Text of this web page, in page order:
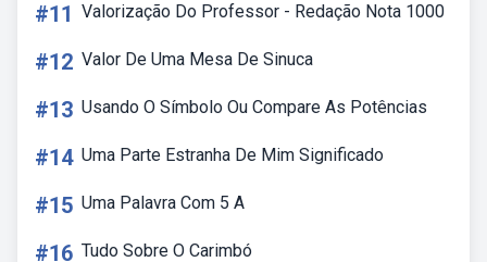
#11 Valorização Do Professor - Redação Nota 1000
#12 Valor De Uma Mesa De Sinuca
#13 Usando O Símbolo Ou Compare As Potências
#14 Uma Parte Estranha De Mim Significado
#15 Uma Palavra Com 5 A
#16 Tudo Sobre O Carimbó